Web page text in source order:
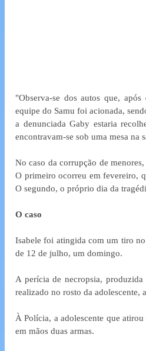
"Observa-se dos autos que,
equipe do Samu foi acionada,
a denunciada Gaby estaria
encontravam-se sob uma mesa na
No caso da corrupção de
O primeiro ocorreu em fevereiro,
O segundo, o próprio dia da
O caso
Isabele foi atingida com um tiro
de 12 de julho, um domingo.
A perícia de necropsia,
realizado no rosto da
À Polícia, a adolescente que
em mãos duas armas.